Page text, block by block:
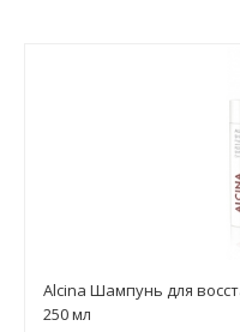
Alcina Шампунь для
250 мл